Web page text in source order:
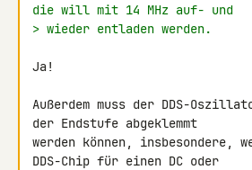
die will mit 14 MHz auf- und
> wieder entladen werden.
Ja!
Außerdem muss der DDS-
der Endstufe abgeklemmt
werden können, insbesondere,
DDS-Chip für einen DC oder